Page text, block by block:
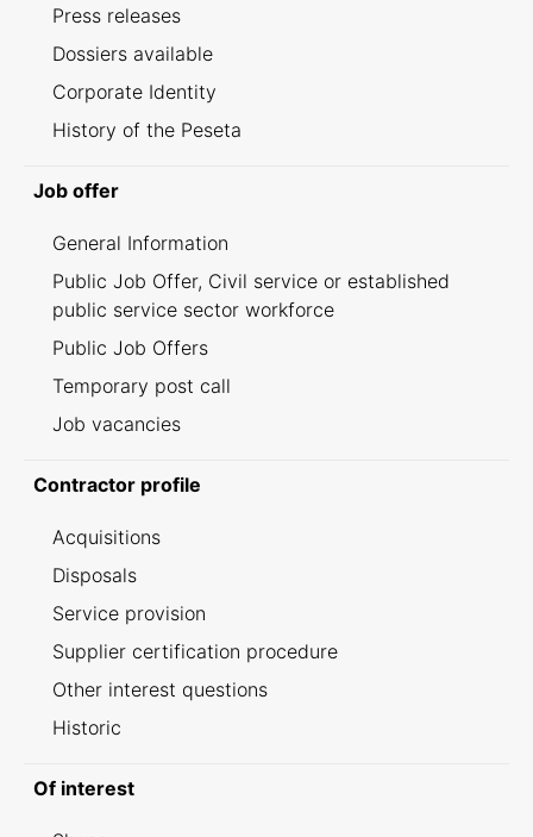
Press releases
Dossiers available
Corporate Identity
History of the Peseta
Job offer
General Information
Public Job Offer, Civil service or established
public service sector workforce
Public Job Offers
Temporary post call
Job vacancies
Contractor profile
Acquisitions
Disposals
Service provision
Supplier certification procedure
Other interest questions
Historic
Of interest